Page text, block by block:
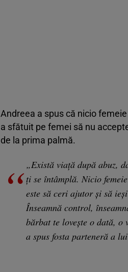
Andreea a spus că nicio
a sfătuit pe femei să nu
de la prima palmă.
„Există viață după abuz,
ți se întâmplă. Nicio
este să ceri ajutor și să
Înseamnă control,
bărbat te lovește o dată, o
a spus fosta parteneră a